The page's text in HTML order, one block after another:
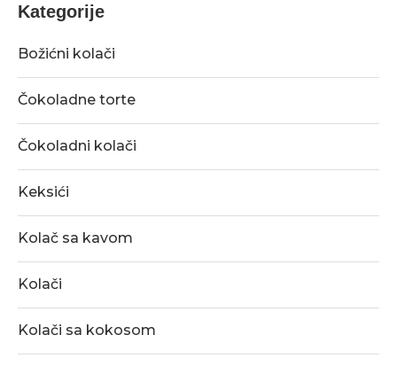
Kategorije
Božićni kolači
Čokoladne torte
Čokoladni kolači
Keksići
Kolač sa kavom
Kolači
Kolači sa kokosom